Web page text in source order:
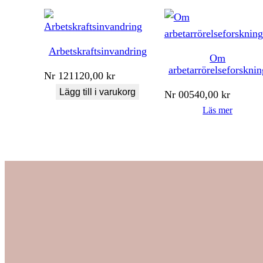
Arbetskraftsinvandring
Nr 121120,00kr
Lägg till i varukorg
Om
Nr 00540,00 kr
Läs mer